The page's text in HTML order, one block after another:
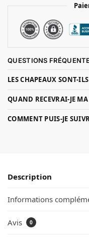
QUESTIONS
LES CHAPEAUX SONT-
QUAND RECEVRAI-JE
COMMENT PUIS-JE
Description
Informations
Avis 0